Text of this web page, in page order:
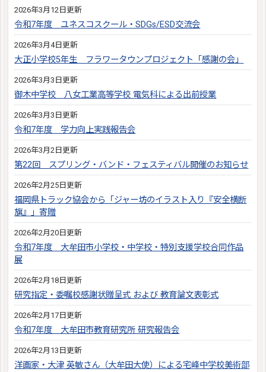
2026年3月12日更新
令和7年度 ユネスコスクール・SDGs/ESD交流会
2026年3月4日更新
大正小学校5年生 フラワータウンプロジェクト「感謝の会」
2026年3月3日更新
御木中学校 八女工業高等学校 電気科による出前授業
2026年3月3日更新
令和7年度 学力向上実践報告会
2026年3月2日更新
第22回 スプリング・バンド・フェスティバル開催のお知らせ
2026年2月25日更新
福岡県トラック協会から「ジャー坊のイラスト入り『安全横断
旗』」寄贈
2026年2月20日更新
令和7年度 大牟田市小学校・中学校・特別支援学校合同作品
展
2026年2月18日更新
研究指定・委嘱校感謝状贈呈式 および 教育論文表彰式
2026年2月17日更新
令和7年度 大牟田市教育研究所 研究報告会
2026年2月13日更新
洋画家・大津 英敏さん（大牟田大使）による宅峰中学校美術部